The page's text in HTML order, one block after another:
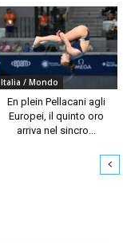
Italia / Mondo
En plein Pellacani agli
Europei, il quinto oro
arriva nel sincro...